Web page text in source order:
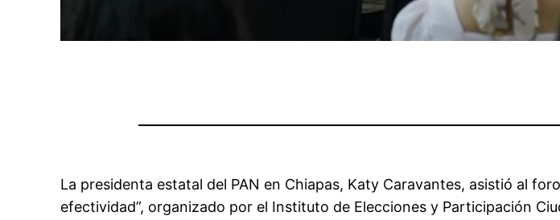
La presidenta estatal del PAN en Chiapas, Katy Caravantes, asistió al
efectividad”, organizado por el Instituto de Elecciones y Participación